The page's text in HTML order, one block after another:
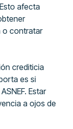
afecta
o contratar
crediticia
es si
Estar
a ojos de